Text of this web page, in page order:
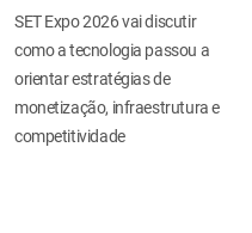
SET Expo 2026 vai discutir
como a tecnologia passou a
orientar estratégias de
monetização, infraestrutura e
competitividade